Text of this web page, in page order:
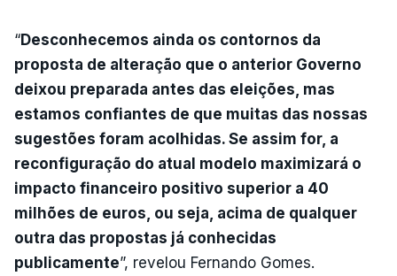
“Desconhecemos ainda os contornos da
proposta de alteração que o anterior Governo
deixou preparada antes das eleições, mas
estamos confiantes de que muitas das nossas
sugestões foram acolhidas. Se assim for, a
reconfiguração do atual modelo maximizará o
impacto financeiro positivo superior a 40
milhões de euros, ou seja, acima de qualquer
outra das propostas já conhecidas
publicamente”, revelou Fernando Gomes.